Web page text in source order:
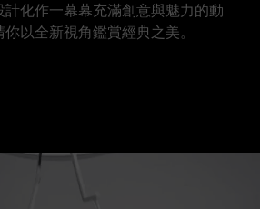
化作一幕幕充滿創意與魅力的動
以全新視角鑑賞經典之美。